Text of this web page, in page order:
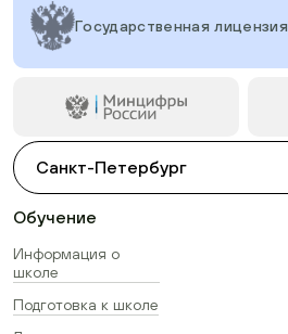
Государственная лицензия
Санкт-Петербург
Обучение
Информация о
школе
Подготовка к школе